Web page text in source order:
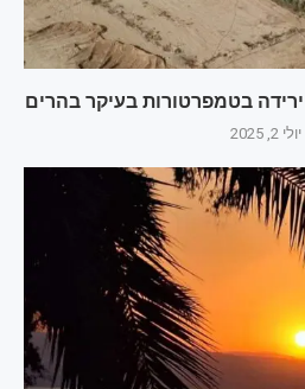
בטמפרטורות בעיקר בהרים
יולי 2, 2025